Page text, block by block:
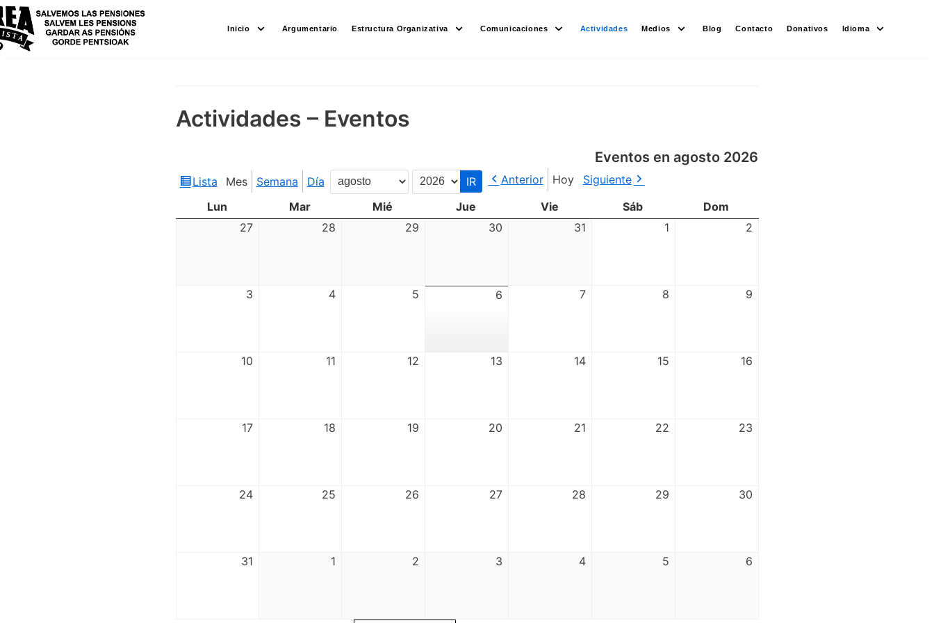
Saltar
al
contenido
Inicio Argumentario Estructura Organizativa Comunicaciones Actividades Medios Blog Contacto Donativos Idioma
Actividades – Eventos
Eventos en agosto 2026
Ver
como
Lista Mes Semana Día
Mes
Año
Anterior Hoy
Siguiente
Lun
Mar Mié Jue Vie Sáb
Dom
27
28 29 30 31 1 2
3 4 5 6 7 8 9
10 11 12 13 14 15 16
17 18 19 20 21 22 23
24 25 26 27 28 29 30
31 1 2 3 4 5 6